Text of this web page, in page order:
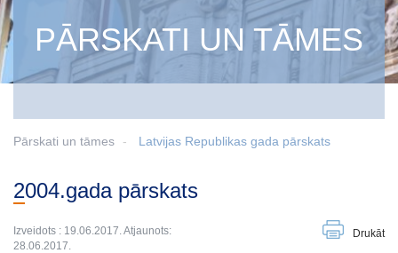
PĀRSKATI UN TĀMES
Pārskati un tāmes Latvijas Republikas gada pārskats
2004.gada pārskats
Izveidots : 19.06.2017. Atjaunots:
28.06.2017.
Drukāt